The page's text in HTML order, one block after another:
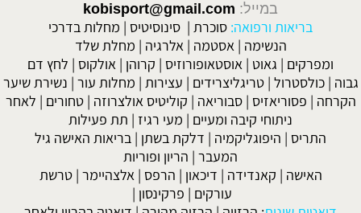
במייל: kobisport@gmail.com
בריאות ורפואה: סוכרת | סינוסיטיס | מחלות בדרכי
הנשימה |אסטמה |אלרגיה | מחלת שלד
ומפרקים | גאוט | אוסטאופורוזיס | קרוהן | אולקוס | לחץ דם
גבוה |כולסטרול |טריגליצרידים | עצירות | מחלות עור | נשירת שיער
הקרחה | פסוריאזיס |סבוריאה | קוליטיס אולצרוזה |טחורים | לאחר
ניתוחי קיבה ומעיים | מעי רגיז | תת פעילות
התריס | היפוגליקמיה | דלקת בשתן | בריאות האישה גיל
המעבר | הריון ופוריות
האישה | קאנדידה | דיכאון | הרפס |אלצהיימר |טרשת
עורקים | פרקינסון |